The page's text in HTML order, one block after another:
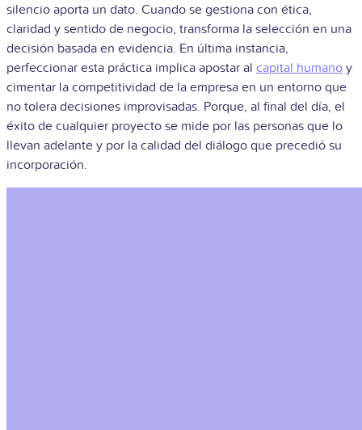
silencio aporta un dato. Cuando se gestiona con ética,
claridad y sentido de negocio, transforma la selección en una
decisión basada en evidencia. En última instancia,
perfeccionar esta práctica implica apostar al capital humano y
cimentar la competitividad de la empresa en un entorno que
no tolera decisiones improvisadas. Porque, al final del día, el
éxito de cualquier proyecto se mide por las personas que lo
llevan adelante y por la calidad del diálogo que precedió su
incorporación.